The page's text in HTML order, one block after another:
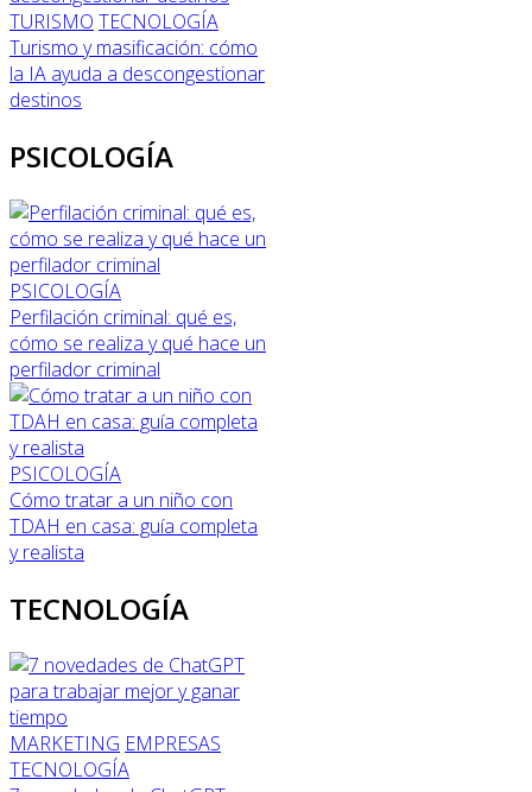
TURISMO TECNOLOGÍA
Turismo y masificación: cómo
la IA ayuda a descongestionar
destinos
PSICOLOGÍA
PSICOLOGÍA
Perfilación criminal: qué es,
cómo se realiza y qué hace un
perfilador criminal
PSICOLOGÍA
Cómo tratar a un niño con
TDAH en casa: guía completa
y realista
TECNOLOGÍA
MARKETING EMPRESAS
TECNOLOGÍA